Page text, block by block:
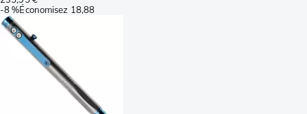
-8 %Économisez 18,88